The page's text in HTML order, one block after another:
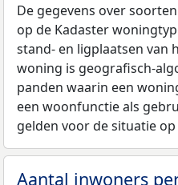
De gegevens over
op de Kadaster
stand- en ligplaatsen van
woning is geografisch-
panden waarin een
een woonfunctie als
gelden voor de situatie op
Aantal inwoners